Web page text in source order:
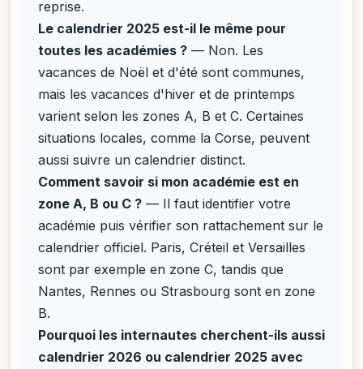
reprise.
Le calendrier 2025 est-il le même pour
toutes les académies ? — Non. Les
vacances de Noël et d'été sont communes,
mais les vacances d'hiver et de printemps
varient selon les zones A, B et C. Certaines
situations locales, comme la Corse, peuvent
aussi suivre un calendrier distinct.
Comment savoir si mon académie est en
zone A, B ou C ? — Il faut identifier votre
académie puis vérifier son rattachement sur le
calendrier officiel. Paris, Créteil et Versailles
sont par exemple en zone C, tandis que
Nantes, Rennes ou Strasbourg sont en zone
B.
Pourquoi les internautes cherchent-ils aussi
calendrier 2026 ou calendrier 2025 avec